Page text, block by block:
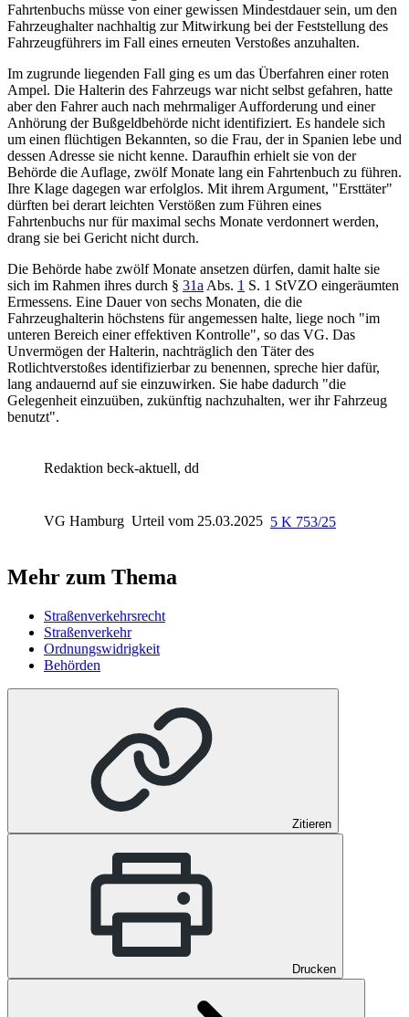
Fahrtenbuchs müsse von einer gewissen Mindestdauer sein, um den
Fahrzeughalter nachhaltig zur Mitwirkung bei der Feststellung des
Fahrzeugführers im Fall eines erneuten Verstoßes anzuhalten.
Im zugrunde liegenden Fall ging es um das Überfahren einer roten
Ampel. Die Halterin des Fahrzeugs war nicht selbst gefahren, hatte
aber den Fahrer auch nach mehrmaliger Aufforderung und einer
Anhörung der Bußgeldbehörde nicht identifiziert. Es handele sich
um einen flüchtigen Bekannten, so die Frau, der in Spanien lebe und
dessen Adresse sie nicht kenne. Daraufhin erhielt sie von der
Behörde die Auflage, zwölf Monate lang ein Fahrtenbuch zu führen.
Ihre Klage dagegen war erfolglos. Mit ihrem Argument, "Ersttäter"
dürften bei derart leichten Verstößen zum Führen eines
Fahrtenbuchs nur für maximal sechs Monate verdonnert werden,
drang sie bei Gericht nicht durch.
Die Behörde habe zwölf Monate ansetzen dürfen, damit halte sie
sich im Rahmen ihres durch § 31a Abs. 1 S. 1 StVZO eingeräumten
Ermessens. Eine Dauer von sechs Monaten, die die
Fahrzeughalterin höchstens für angemessen halte, liege noch "im
unteren Bereich einer effektiven Kontrolle", so das VG. Das
Unvermögen der Halterin, nachträglich den Täter des
Rotlichtverstoßes identifizierbar zu benennen, spreche hier dafür,
lang andauernd auf sie einzuwirken. Sie habe dadurch "die
Gelegenheit einzuüben, zukünftig nachzuhalten, wer ihr Fahrzeug
benutzt".
Redaktion beck-aktuell, dd
VG Hamburg Urteil vom 25.03.2025 5 K 753/25
Mehr zum Thema
Straßenverkehrsrecht
Straßenverkehr
Ordnungswidrigkeit
Behörden
Zitieren
Drucken